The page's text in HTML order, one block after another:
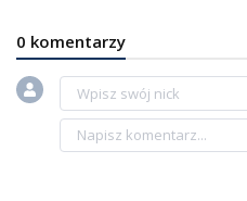
0 komentarzy